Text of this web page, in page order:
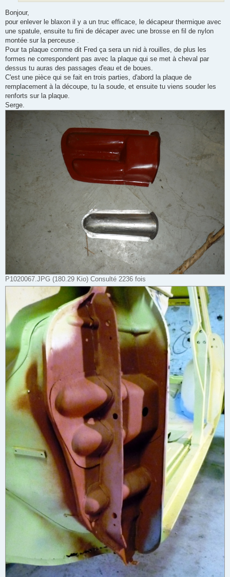
Bonjour,
pour enlever le blaxon il y a un truc efficace, le décapeur thermique avec
une spatule, ensuite tu fini de décaper avec une brosse en fil de nylon
montée sur la perceuse .
Pour ta plaque comme dit Fred ça sera un nid à rouilles, de plus les
formes ne correspondent pas avec la plaque qui se met à cheval par
dessus tu auras des passages d'eau et de boues.
C'est une pièce qui se fait en trois parties, d'abord la plaque de
remplacement à la découpe, tu la soude, et ensuite tu viens souder les
renforts sur la plaque.
Serge.
P1020067.JPG (180.29 Kio) Consulté 2236 fois